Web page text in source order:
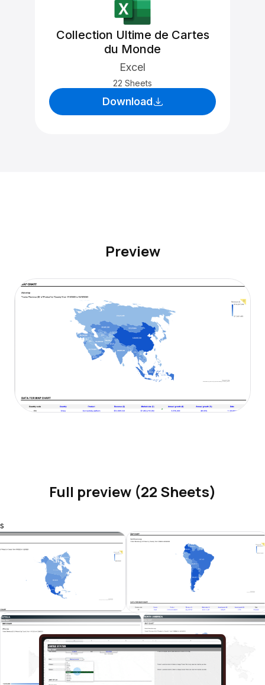
Collection Ultime de Cartes
du Monde
Excel
22 Sheets
Download
Preview
Full preview (22 Sheets)
s